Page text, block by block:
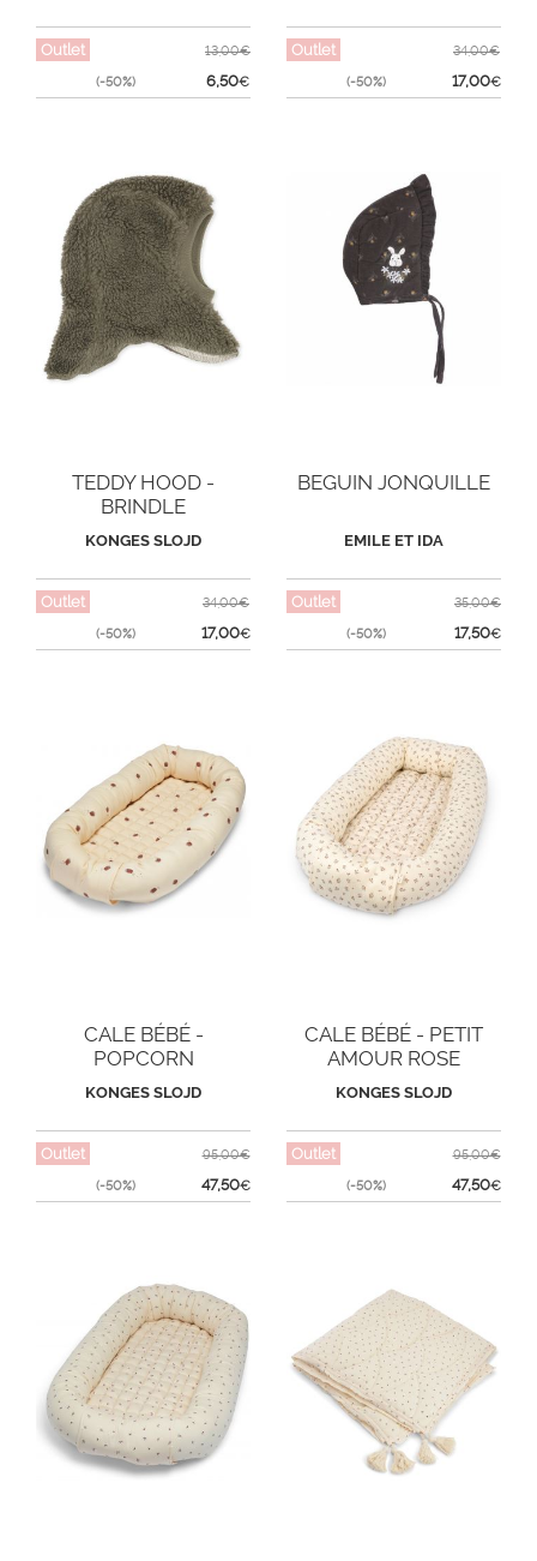
Outlet
(-50%)
13,00€
6,50€
Outlet
(-50%)
34,00€
17,00€
TEDDY HOOD -
BRINDLE
KONGES SLOJD
Outlet
(-50%)
34,00€
17,00€
BEGUIN JONQUILLE
EMILE ET IDA
Outlet
(-50%)
35,00€
17,50€
CALE BÉBÉ -
POPCORN
KONGES SLOJD
Outlet
(-50%)
95,00€
47,50€
CALE BÉBÉ - PETIT
AMOUR ROSE
KONGES SLOJD
Outlet
(-50%)
95,00€
47,50€